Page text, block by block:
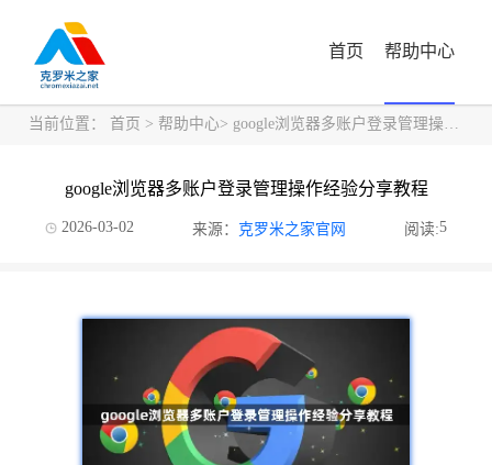
首页 帮助中心
当前位置： 首页 > 帮助中心> google浏览器多账户登录管理操作经验分享教程
google浏览器多账户登录管理操作经验分享教程
2026-03-02 来源： 克罗米之家官网 阅读:5